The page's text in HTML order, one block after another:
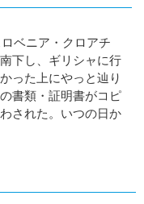
ベニア・クロアチ
下し、ギリシャに行
った上にやっと辿り
書類・証明書がコピ
された。いつの日か